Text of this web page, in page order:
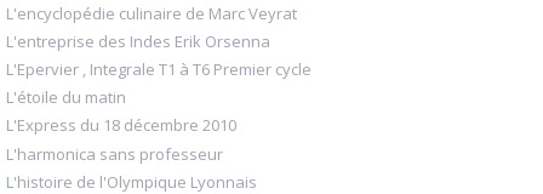
L'encyclopédie culinaire de Marc Veyrat
L'entreprise des Indes Erik Orsenna
L'Epervier , Integrale T1 à T6 Premier cycle
L'étoile du matin
L'Express du 18 décembre 2010
L'harmonica sans professeur
L'histoire de l'Olympique Lyonnais